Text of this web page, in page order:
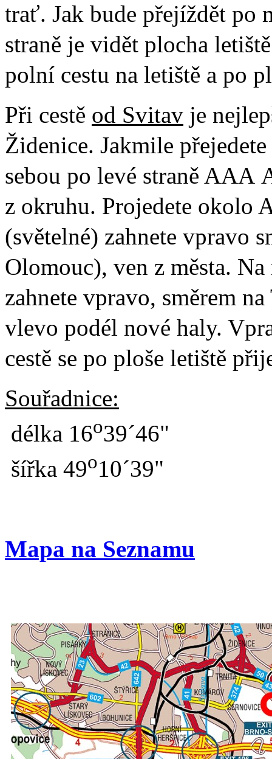
trať. Jak bude přejíždět po
straně je vidět plocha
polní cestu na letiště a po
Při cestě od Svitav je
Židenice. Jakmile
sebou po levé straně AAA
z okruhu. Projedete okolo
(světelné) zahnete vpravo
Olomouc), ven z města.
zahnete vpravo, směrem
vlevo podél nové haly.
cestě se po ploše letiště
Souřadnice:
délka 16o39´46"
šířka 49o10´39"
Mapa na Seznamu